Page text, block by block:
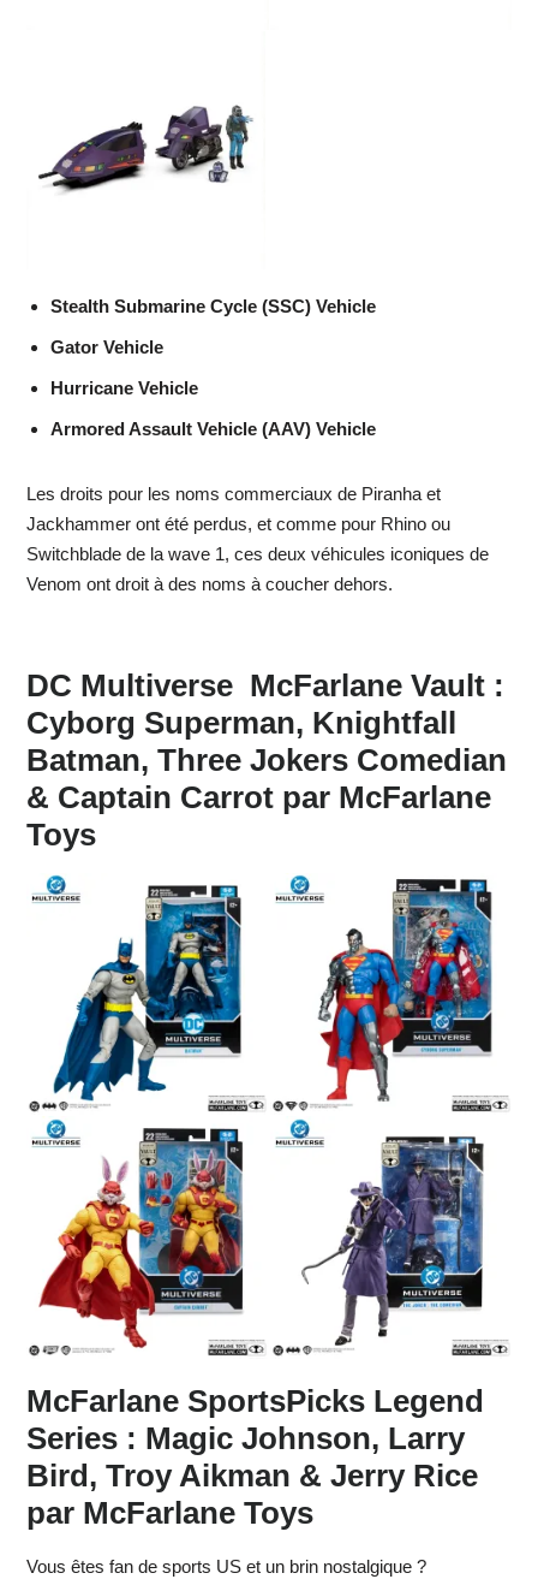
Stealth Submarine Cycle (SSC) Vehicle
Gator Vehicle
Hurricane Vehicle
Armored Assault Vehicle (AAV) Vehicle
Les droits pour les noms commerciaux de Piranha et
Jackhammer ont été perdus, et comme pour Rhino ou
Switchblade de la wave 1, ces deux véhicules iconiques de
Venom ont droit à des noms à coucher dehors.
DC Multiverse McFarlane Vault :
Cyborg Superman, Knightfall
Batman, Three Jokers Comedian
& Captain Carrot par McFarlane
Toys
McFarlane SportsPicks Legend
Series : Magic Johnson, Larry
Bird, Troy Aikman & Jerry Rice
par McFarlane Toys
Vous êtes fan de sports US et un brin nostalgique ?